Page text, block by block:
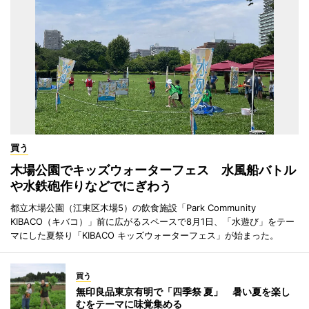
買う
木場公園でキッズウォーターフェス 水風船バトル
や水鉄砲作りなどでにぎわう
都立木場公園（江東区木場5）の飲食施設「Park Community
KIBACO（キバコ）」前に広がるスペースで8月1日、「水遊び」をテー
マにした夏祭り「KIBACO キッズウォーターフェス」が始まった。
買う
無印良品東京有明で「四季祭 夏」 暑い夏を楽し
むをテーマに味覚集める